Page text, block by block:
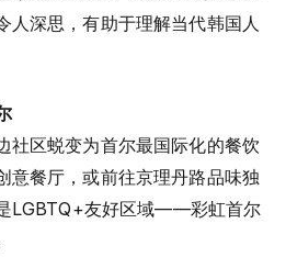
人深思，有助于理解当代韩国人
社区蜕变为首尔最国际化的餐饮
意餐厅，或前往京理丹路品味独
LGBTQ+友好区域——彩虹首尔